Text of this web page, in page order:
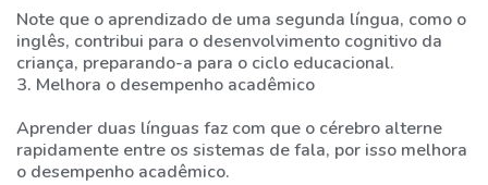
Note que o aprendizado de uma segunda língua, como o
inglês, contribui para o desenvolvimento cognitivo da
criança, preparando-a para o ciclo educacional.
3. Melhora o desempenho acadêmico
Aprender duas línguas faz com que o cérebro alterne
rapidamente entre os sistemas de fala, por isso melhora
o desempenho acadêmico.